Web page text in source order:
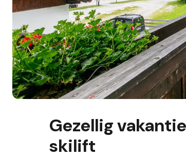
Gezellig
skilift